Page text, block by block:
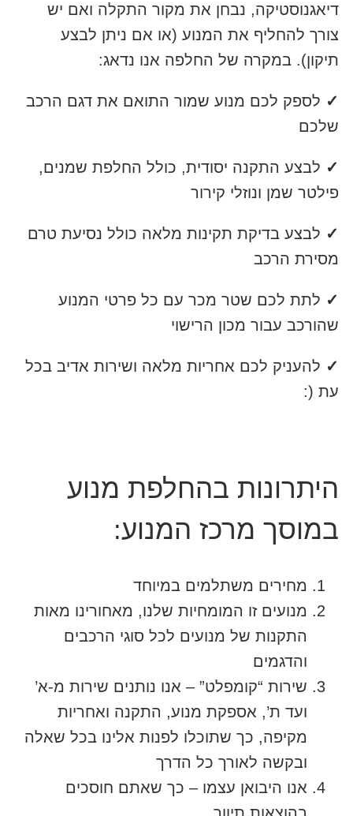
דיאגנוסטיקה, נבחן את מקור התקלה ואם יש
צורך להחליף את המנוע (או אם ניתן לבצע
תיקון). במקרה של החלפה אנו נדאג:
✓ לספק לכם מנוע שמור התואם את דגם הרכב
שלכם
✓ לבצע התקנה יסודית, כולל החלפת שמנים,
פילטר שמן ונוזלי קירור
✓ לבצע בדיקת תקינות מלאה כולל נסיעת טרם
מסירת הרכב
✓ לתת לכם שטר מכר עם כל פרטי המנוע
שהורכב עבור מכון הרישוי
✓ להעניק לכם אחריות מלאה ושירות אדיב בכל
עת (:
היתרונות בהחלפת מנוע
במוסך מרכז המנוע:
מחירים משתלמים במיוחד
מנועים זו המומחיות שלנו, מאחורינו מאות
התקנות של מנועים לכל סוגי הרכבים
והדגמים
שירות “קומפלט” – אנו נותנים שירות מ-א’
ועד ת’, אספקת מנוע, התקנה ואחריות
מקיפה, כך שתוכלו לפנות אלינו בכל שאלה
ובקשה לאורך כל הדרך
אנו היבואן עצמו – כך שאתם חוסכים